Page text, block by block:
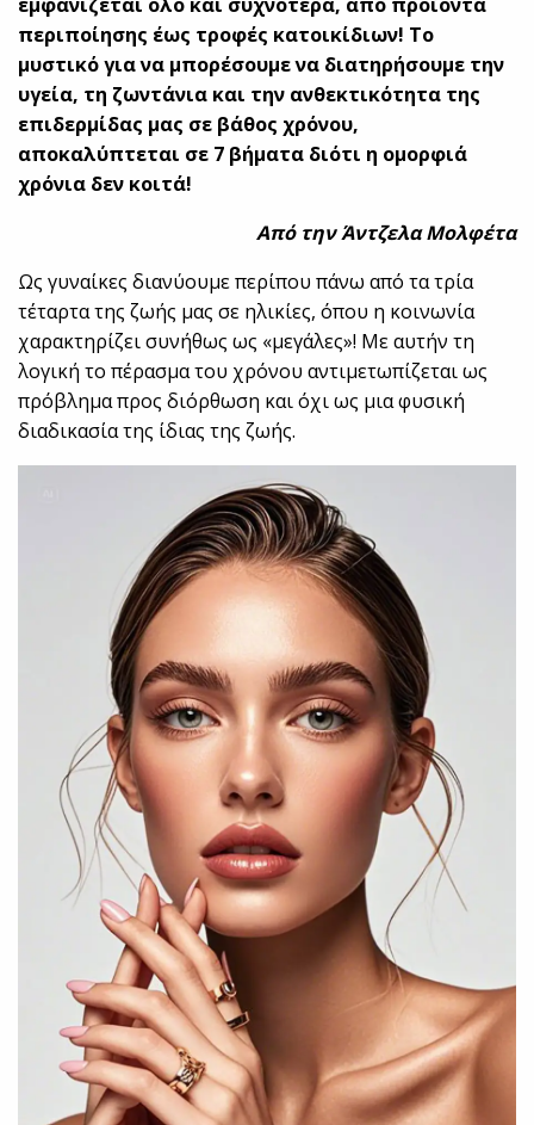
περιποίησης έως τροφές κατοικίδιων! Το
μυστικό για να μπορέσουμε να διατηρήσουμε την
υγεία, τη ζωντάνια και την ανθεκτικότητα της
επιδερμίδας μας σε βάθος χρόνου,
αποκαλύπτεται σε 7 βήματα διότι η ομορφιά
χρόνια δεν κοιτά!
Από την Άντζελα Μολφέτα
Ως γυναίκες διανύουμε περίπου πάνω από τα τρία
τέταρτα της ζωής μας σε ηλικίες, όπου η κοινωνία
χαρακτηρίζει συνήθως ως «μεγάλες»! Με αυτήν τη
λογική το πέρασμα του χρόνου αντιμετωπίζεται ως
πρόβλημα προς διόρθωση και όχι ως μια φυσική
διαδικασία της ίδιας της ζωής.